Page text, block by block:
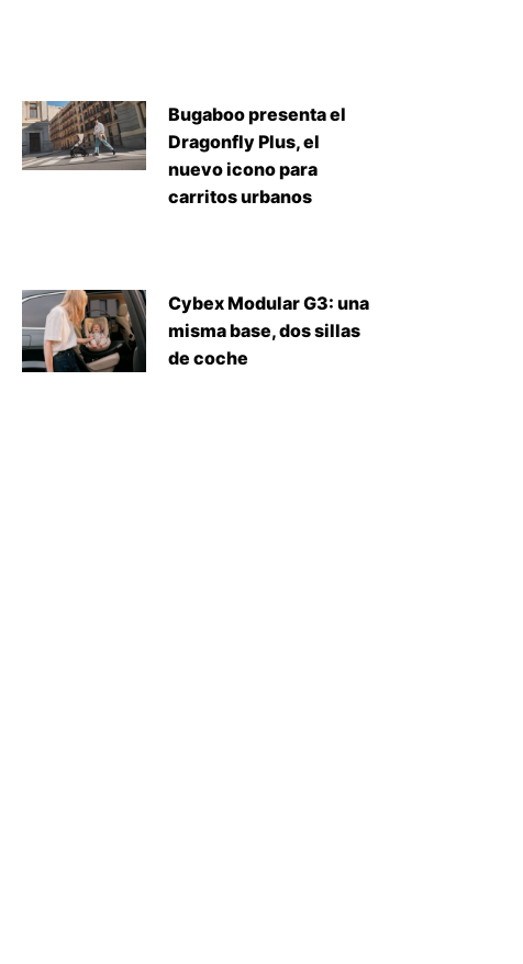
Bugaboo presenta el
Dragonfly Plus, el
nuevo icono para
carritos urbanos
Cybex Modular G3: una
misma base, dos sillas
de coche